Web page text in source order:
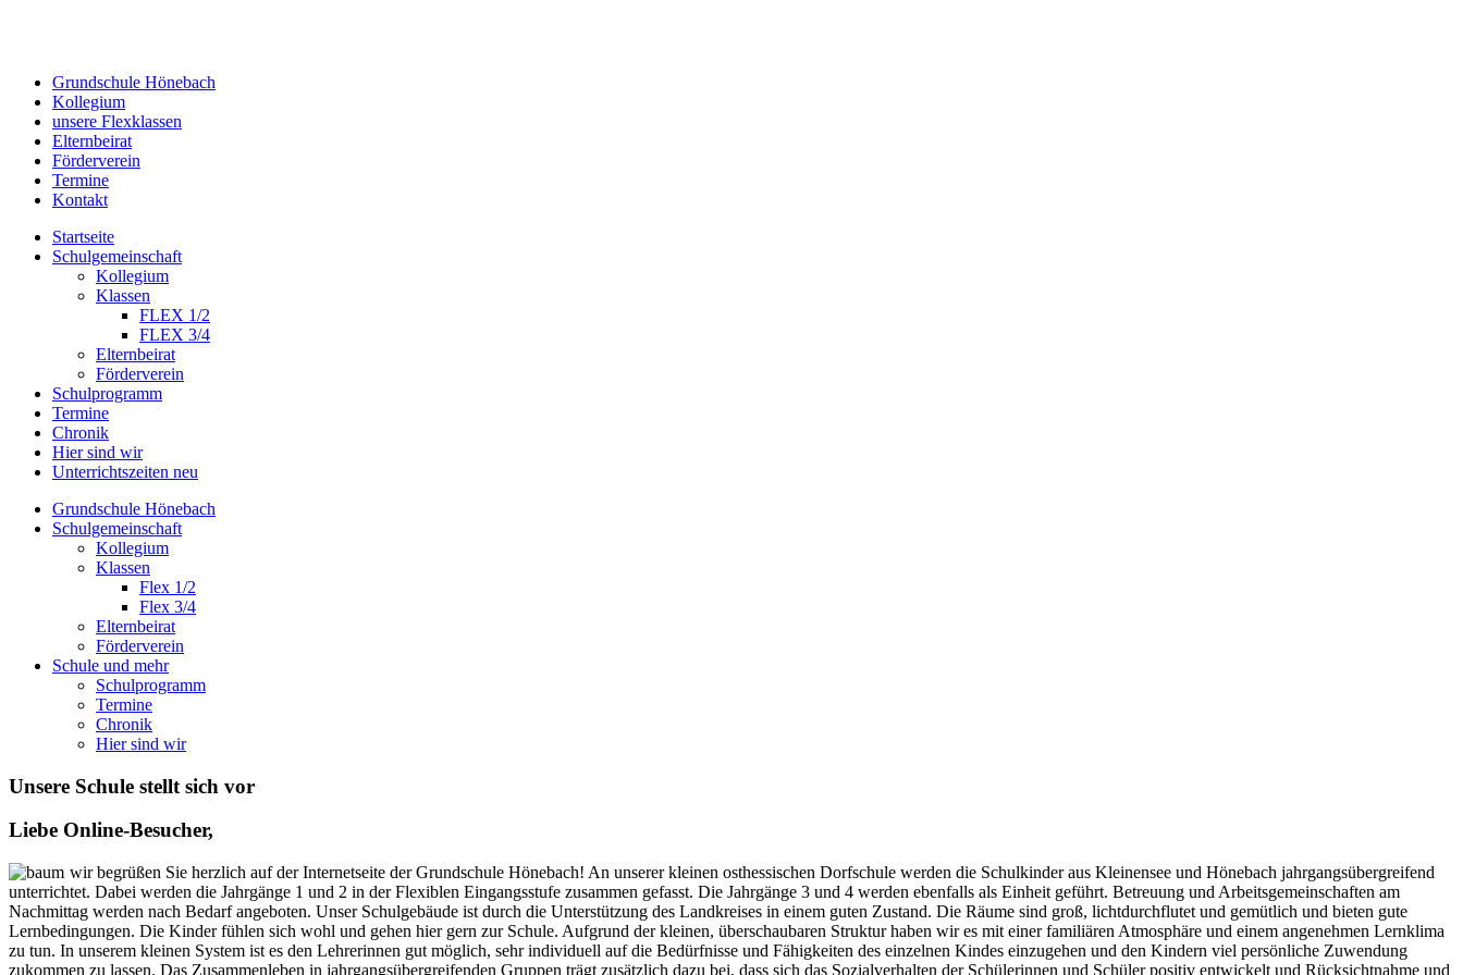
Grundschule Hönebach
Kollegium
unsere Flexklassen
Elternbeirat
Förderverein
Termine
Kontakt
Startseite
Schulgemeinschaft
Kollegium
Klassen
FLEX 1/2
FLEX 3/4
Elternbeirat
Förderverein
Schulprogramm
Termine
Chronik
Hier sind wir
Unterrichtszeiten neu
Grundschule Hönebach
Schulgemeinschaft
Kollegium
Klassen
Flex 1/2
Flex 3/4
Elternbeirat
Förderverein
Schule und mehr
Schulprogramm
Termine
Chronik
Hier sind wir
Unsere Schule stellt sich vor
Liebe Online-Besucher,
wir begrüßen Sie herzlich auf der Internetseite der Grundschule Hönebach! An unserer kleinen osthessischen Dorfschule werden die Schulkinder aus Kleinensee und Hönebach jahrgangsübergreifend
unterrichtet. Dabei werden die Jahrgänge 1 und 2 in der Flexiblen Eingangsstufe zusammen gefasst. Die Jahrgänge 3 und 4 werden ebenfalls als Einheit geführt. Betreuung und Arbeitsgemeinschaften am
Nachmittag werden nach Bedarf angeboten. Unser Schulgebäude ist durch die Unterstützung des Landkreises in einem guten Zustand. Die Räume sind groß, lichtdurchflutet und gemütlich und bieten gute
Lernbedingungen. Die Kinder fühlen sich wohl und gehen hier gern zur Schule. Aufgrund der kleinen, überschaubaren Struktur haben wir es mit einer familiären Atmosphäre und einem angenehmen Lernklima
zu tun. In unserem kleinen System ist es den Lehrerinnen gut möglich, sehr individuell auf die Bedürfnisse und Fähigkeiten des einzelnen Kindes einzugehen und den Kindern viel persönliche Zuwendung
zukommen zu lassen. Das Zusammenleben in jahrgangsübergreifenden Gruppen trägt zusätzlich dazu bei, dass sich das Sozialverhalten der Schülerinnen und Schüler positiv entwickelt und Rücksichtnahme und